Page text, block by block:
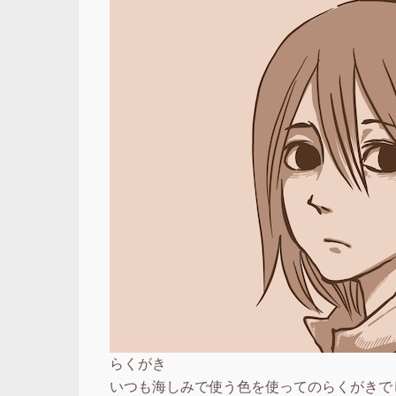
らくがき
いつも海しみで使う色を使ってのらくがきで